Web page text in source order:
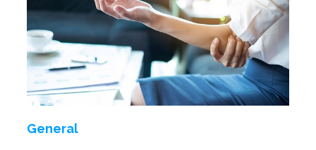
General